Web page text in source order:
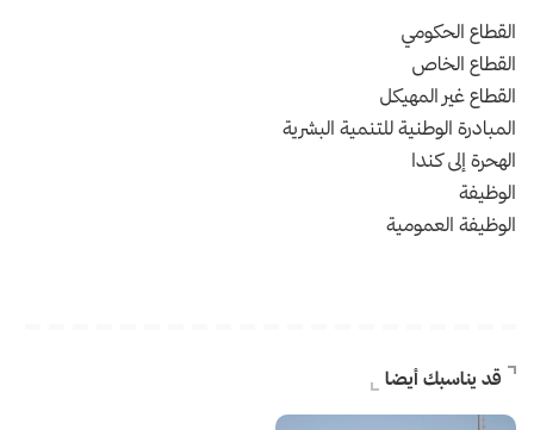
القطاع الحكومي
القطاع الخاص
القطاع غير المهيكل
المبادرة الوطنية للتنمية البشرية
الهحرة إلى كندا
الوظيفة
الوظيفة العمومية
قد يناسبك أيضا